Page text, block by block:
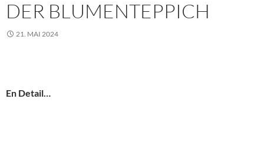
DER BLUMENTEPPICH
21. MAI 2024
En Detail…